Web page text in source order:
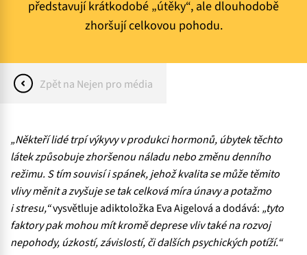
představují krátkodobé „útěky“, ale dlouhodobě
zhoršují celkovou pohodu.
Zpět na Nejen pro média
„Někteří lidé trpí výkyvy v produkci hormonů, úbytek těchto
látek způsobuje zhoršenou náladu nebo změnu denního
režimu. S tím souvisí i spánek, jehož kvalita se může těmito
vlivy měnit a zvyšuje se tak celková míra únavy a potažmo
i stresu,“vysvětluje adiktoložka Eva Aigelová a dodává: „tyto
faktory pak mohou mít kromě deprese vliv také na rozvoj
nepohody, úzkostí, závislostí, či dalších psychických potíží.“